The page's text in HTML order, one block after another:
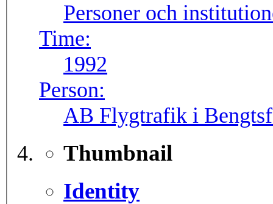
Personer och
Time:
1992
Person:
AB Flygtrafik i
Thumbnail
Identity